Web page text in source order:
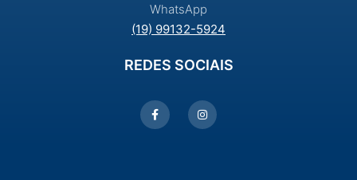
WhatsApp
(19) 99132-5924
REDES SOCIAIS